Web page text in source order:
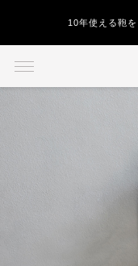
10年使える鞄